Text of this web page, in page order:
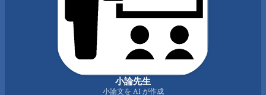
小論先生
小論文を AI が作成